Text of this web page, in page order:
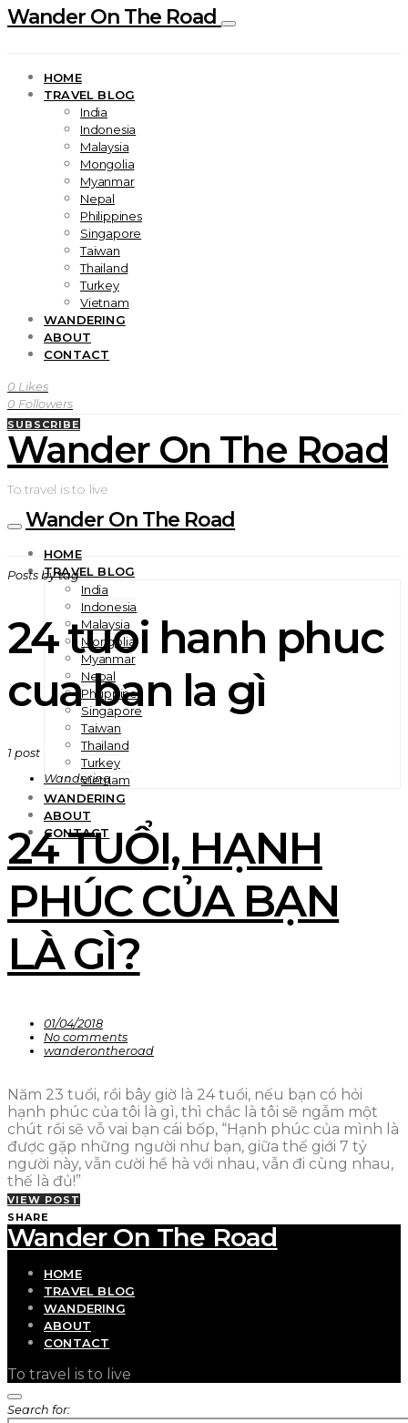
Wander On The Road
HOME
TRAVEL BLOG
India
Indonesia
Malaysia
Mongolia
Myanmar
Nepal
Philippines
Singapore
Taiwan
Thailand
Turkey
Vietnam
WANDERING
ABOUT
CONTACT
0 Likes
0 Followers
SUBSCRIBE
Wander On The Road
To travel is to live
Wander On The Road
HOME
TRAVEL BLOG
India
Indonesia
Malaysia
Mongolia
Myanmar
Nepal
Philippines
Singapore
Taiwan
Thailand
Turkey
Vietnam
WANDERING
ABOUT
CONTACT
Posts by tag
24 tuoi hanh phuc
cua ban la gì
1 post
Wandering
24 TUỔI, HẠNH
PHÚC CỦA BẠN
LÀ GÌ?
01/04/2018
No comments
wanderontheroad
Năm 23 tuổi, rồi bây giờ là 24 tuổi, nếu bạn có hỏi
hạnh phúc của tôi là gì, thì chắc là tôi sẽ ngẫm một
chút rồi sẽ vỗ vai bạn cái bốp, “Hạnh phúc của mình là
được gặp những người như bạn, giữa thế giới 7 tỷ
người này, vẫn cười hề hà với nhau, vẫn đi cùng nhau,
thế là đủ!”
VIEW POST
SHARE
Wander On The Road
HOME
TRAVEL BLOG
WANDERING
ABOUT
CONTACT
To travel is to live
Search for: